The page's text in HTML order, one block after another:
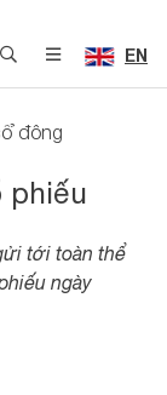
EN
đông
phiếu
tới toàn thể
ngày